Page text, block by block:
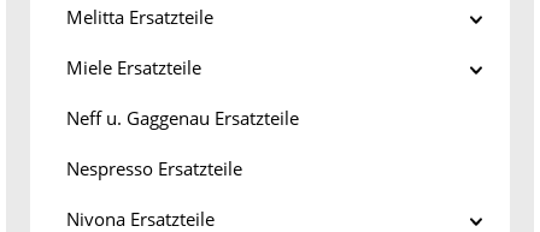
Melitta Ersatzteile
Miele Ersatzteile
Neff u. Gaggenau Ersatzteile
Nespresso Ersatzteile
Nivona Ersatzteile